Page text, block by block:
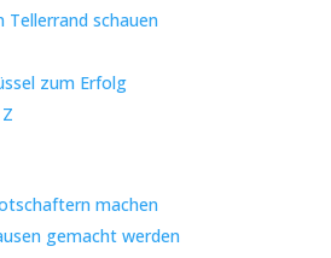
Tellerrand schauen
zum Erfolg
machen
gemacht werden